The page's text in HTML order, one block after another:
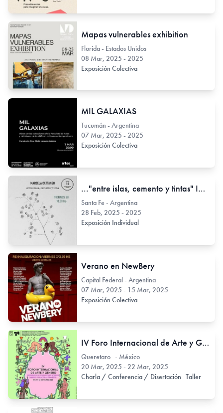
Mapas vulnerables exhibition
Florida - Estados Unidos
08 Mar, 2025 - 2025
Exposición Colectiva
MIL GALAXIAS
Tucumán - Argentina
07 Mar, 2025 - 2025
Exposición Colectiva
..."entre islas, cemento y tintas" Impresiones botánicas
Santa Fe - Argentina
28 Feb, 2025 - 2025
Exposición Individual
Verano en NewBery
Capital Federal - Argentina
07 Mar, 2025 - 15 Mar, 2025
Exposición Colectiva
IV Foro Internacional de Arte y Género. Experiencias y figuraciones intersex, saberes y prácticas travestis
Queretaro - México
20 Mar, 2025 - 22 Mar, 2025
Charla / Conferencia / Disertación Taller